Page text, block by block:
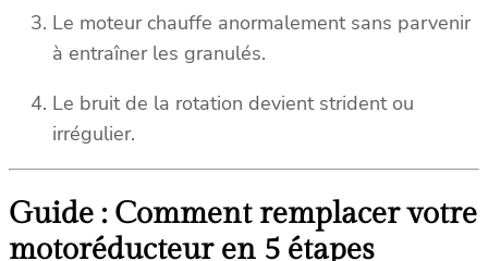
Le moteur chauffe anormalement sans parvenir
à entraîner les granulés.
Le bruit de la rotation devient strident ou
irrégulier.
Guide : Comment remplacer votre
motoréducteur en 5 étapes